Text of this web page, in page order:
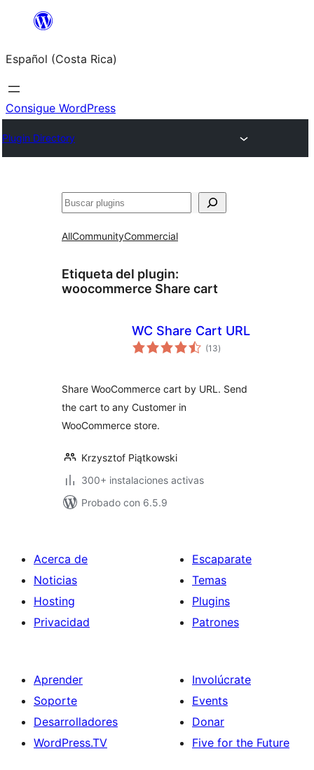
Saltar
contenido
Español (Costa Rica)
Consigue WordPress
Plugin Directory
Buscar
AllCommunityCommercial
Etiqueta del plugin:
woocommerce Share cart
WC Share Cart URL
(13total
de
)
Share WooCommerce cart by URL. Send
the cart to any Customer in
WooCommerce store.
Krzysztof Piątkowski
300+ instalaciones activas
Probado con 6.5.9
Acerca de
Noticias
Hosting
Privacidad
Escaparate
Temas
Plugins
Patrones
Aprender
Soporte
Desarrolladores
WordPress.TV
Involúcrate
Events
Donar
Five for the Future